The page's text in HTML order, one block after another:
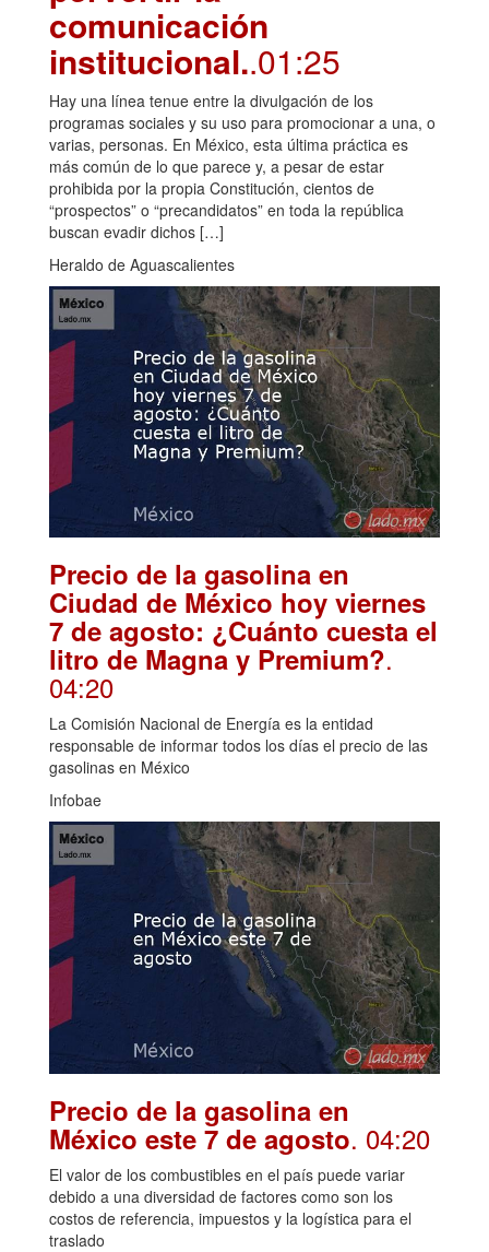
comunicación
institucional..01:25
Hay una línea tenue entre la divulgación de los
programas sociales y su uso para promocionar a una, o
varias, personas. En México, esta última práctica es
más común de lo que parece y, a pesar de estar
prohibida por la propia Constitución, cientos de
“prospectos” o “precandidatos” en toda la república
buscan evadir dichos […]
Heraldo de Aguascalientes
Precio de la gasolina en
Ciudad de México hoy viernes
7 de agosto: ¿Cuánto cuesta el
litro de Magna y Premium?.
04:20
La Comisión Nacional de Energía es la entidad
responsable de informar todos los días el precio de las
gasolinas en México
Infobae
Precio de la gasolina en
México este 7 de agosto. 04:20
El valor de los combustibles en el país puede variar
debido a una diversidad de factores como son los
costos de referencia, impuestos y la logística para el
traslado